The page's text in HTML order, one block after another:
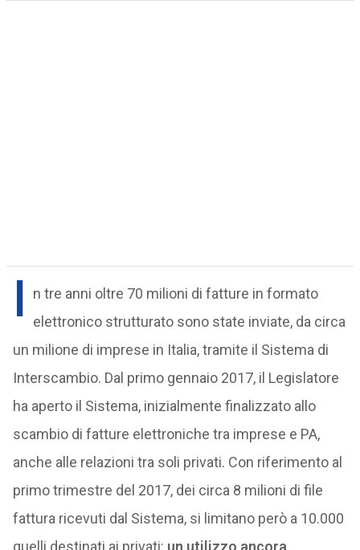
I
n tre anni oltre 70 milioni di fatture in formato
elettronico strutturato sono state inviate, da circa
un milione di imprese in Italia, tramite il Sistema di
Interscambio. Dal primo gennaio 2017, il Legislatore
ha aperto il Sistema, inizialmente finalizzato allo
scambio di fatture elettroniche tra imprese e PA,
anche alle relazioni tra soli privati. Con riferimento al
primo trimestre del 2017, dei circa 8 milioni di file
fattura ricevuti dal Sistema, si limitano però a 10.000
quelli destinati ai privati: un utilizzo ancora